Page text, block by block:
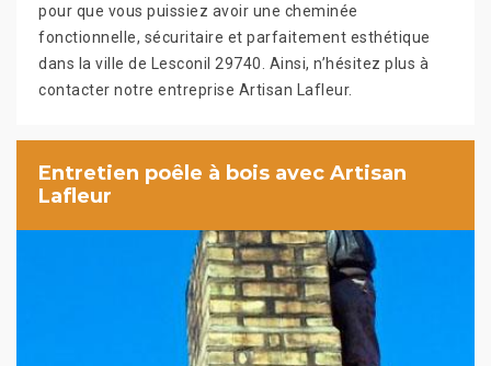
pour que vous puissiez avoir une cheminée
fonctionnelle, sécuritaire et parfaitement esthétique
dans la ville de Lesconil 29740. Ainsi, n’hésitez plus à
contacter notre entreprise Artisan Lafleur.
Entretien poêle à bois avec Artisan
Lafleur